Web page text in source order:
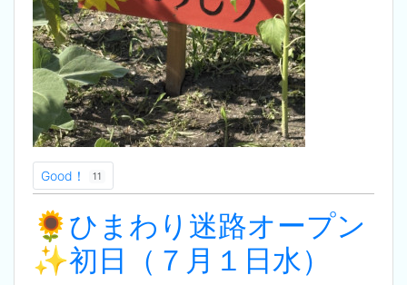
Good！ 11
🌻ひまわり迷路オープン
✨初日（７月１日水）